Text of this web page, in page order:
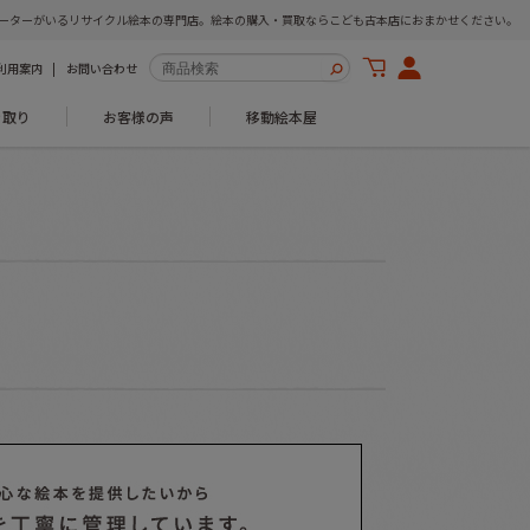
ターがいるリサイクル絵本の専門店。絵本の購入・買取ならこども古本店におまかせください。
用案内 お問い合わせ
り お客様の声 移動絵本屋